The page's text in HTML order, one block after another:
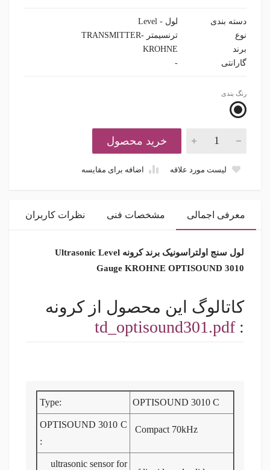
دسته بندی
لول - Level
نوع
ترنسیمتر -TRANSMITTER
برند
KROHNE
گارانتی
-
رنگ بندی
خرید محصول
لیست مورد علاقه اضافه برای مقایسه
معرفی اجمالی مشخصات فنی نظرات کاربران
لول سنج اولتراسونیک برند کرونه Ultrasonic Level
Gauge KROHNE OPTISOUND 3010
کاتالوگ این محصول از کرونه
:
td_optisound301.pdf
OPTISOUND 3010 C
Type:
Compact 70kHz
OPTISOUND 3010 C
:
ultrasonic sensor for